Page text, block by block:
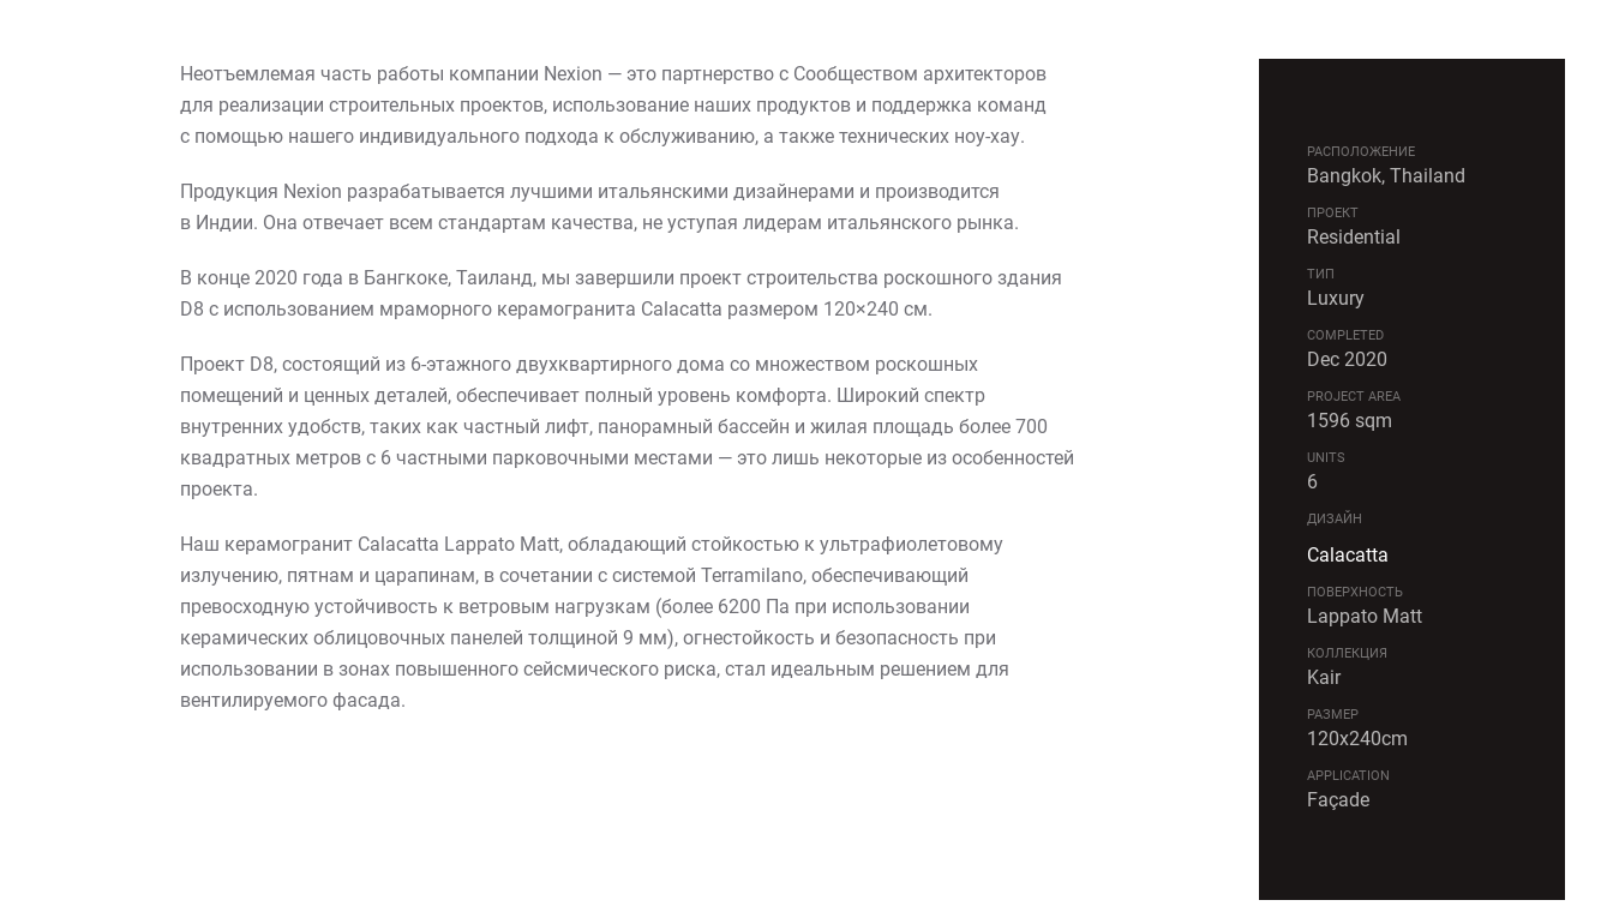
Неотъемлемая часть работы компании Nexion — это партнерство с Сообществом архитекторов
для реализации строительных проектов, использование наших продуктов и поддержка команд
с помощью нашего индивидуального подхода к обслуживанию, а также технических ноу-хау.
Продукция Nexion разрабатывается лучшими итальянскими дизайнерами и производится
в Индии. Она отвечает всем стандартам качества, не уступая лидерам итальянского рынка.
В конце 2020 года в Бангкоке, Таиланд, мы завершили проект строительства роскошного здания
D8 с использованием мраморного керамогранита Calacatta размером 120×240 см.
Проект D8, состоящий из 6-этажного двухквартирного дома со множеством роскошных
помещений и ценных деталей, обеспечивает полный уровень комфорта. Широкий спектр
внутренних удобств, таких как частный лифт, панорамный бассейн и жилая площадь более 700
квадратных метров с 6 частными парковочными местами — это лишь некоторые из особенностей
проекта.
Наш керамогранит Calacatta Lappato Matt, обладающий стойкостью к ультрафиолетовому
излучению, пятнам и царапинам, в сочетании с системой Terramilano, обеспечивающий
превосходную устойчивость к ветровым нагрузкам (более 6200 Па при использовании
керамических облицовочных панелей толщиной 9 мм), огнестойкость и безопасность при
использовании в зонах повышенного сейсмического риска, стал идеальным решением для
вентилируемого фасада.
РАСПОЛОЖЕНИЕ
Bangkok, Thailand
ПРОЕКТ
Residential
ТИП
Luxury
COMPLETED
Dec 2020
PROJECT AREA
1596 sqm
UNITS
6
ДИЗАЙН
Calacatta
ПОВЕРХНОСТЬ
Lappato Matt
КОЛЛЕКЦИЯ
Kair
РАЗМЕР
120x240cm
APPLICATION
Façade